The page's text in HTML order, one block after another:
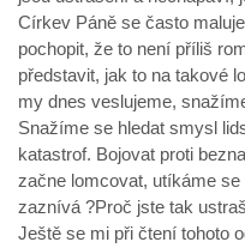
Církev Páně se často
pochopit, že to není příliš
představit, jak to na takové
my dnes veslujeme,
Snažíme se hledat smysl
katastrof. Bojovat proti
začne lomcovat, utíkáme
zaznívá ?Proč jste tak
Ještě se mi při čtení tohoto